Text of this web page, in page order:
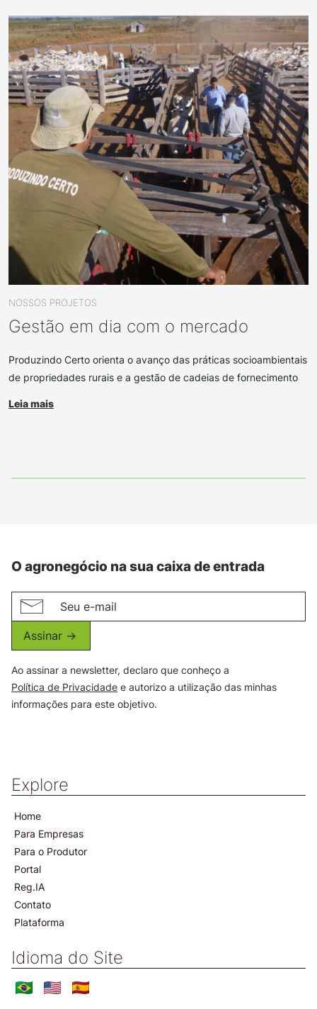
NOSSOS PROJETOS
Gestão em dia com o mercado
Produzindo Certo orienta o avanço das práticas socioambientais
de propriedades rurais e a gestão de cadeias de fornecimento
Leia mais
Explore
Home
Para Empresas
Para o Produtor
Portal
Reg.IA
Contato
Plataforma
Idioma do Site
O agronegócio na sua caixa de entrada
Assinar ->
Ao assinar a newsletter, declaro que conheço a
Política de Privacidade e autorizo a utilização das minhas
informações para este objetivo.